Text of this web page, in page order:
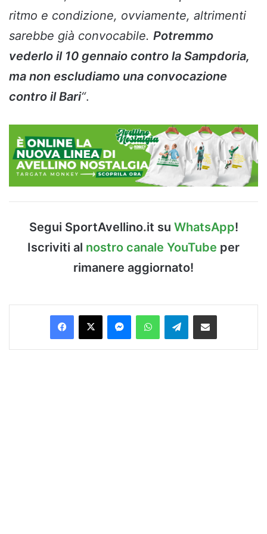
ritmo e condizione, ovviamente, altrimenti
sarebbe già convocabile. Potremmo
vederlo il 10 gennaio contro la Sampdoria,
ma non escludiamo una convocazione
contro il Bari“.
Segui SportAvellino.it su WhatsApp!
Iscriviti al nostro canale YouTube per
rimanere aggiornato!
Facebook
X MessengerWhatsAppTelegramCondividi via Email